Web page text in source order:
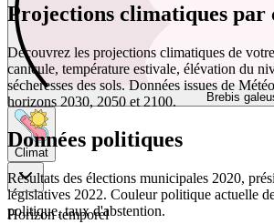
Brebis
Climat
Horizon temporel
Projections climatiques par
Découvrez les projections climatiques de
canicule, température estivale, élévation du
sécheresses des sols. Données issues de
horizons 2030, 2050 et 2100.
Données politiques
Résultats des élections municipales 2020,
législatives 2022. Couleur politique actuelle
politique, taux d'abstention.